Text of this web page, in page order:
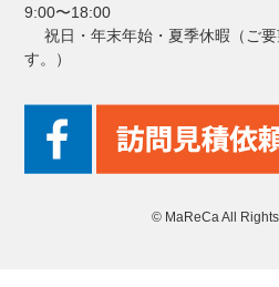
9:00〜18:00
祝日・年末年始・夏季休暇（ご
す。）
© MaReCa All